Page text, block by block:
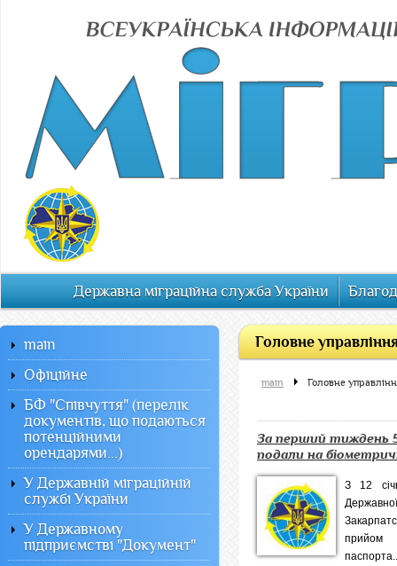
Державна міграційна служба України
Головне
main Головне
За перший тиждень
подали на
З 12
main
Офiцiйне
БФ "Співчуття" (перелік
документів, що подаються
потенційними
орендарями...)
У Державній міграційній
службі України
У Державному
підприємстві "Документ"